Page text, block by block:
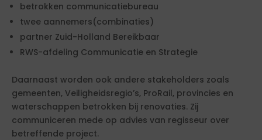
betrokken communicatiebureau
twee aannemers(combinaties)
partner Zuid-Holland Bereikbaar
RWS-afdeling Communicatie en Strategie
Daarnaast worden ook andere stakeholders zoals
gemeenten, Veiligheidsregio’s, ProRail, provincies en
waterschappen betrokken bij renovaties. Zij
communiceren mede op advies van regisseur over
betreffende project.